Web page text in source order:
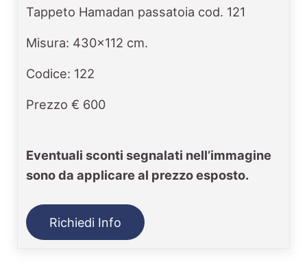
Tappeto Hamadan passatoia cod. 121
Misura: 430x112 cm.
Codice: 122
Prezzo € 600
Eventuali sconti segnalati nell’immagine
sono da applicare al prezzo esposto.
Richiedi Info